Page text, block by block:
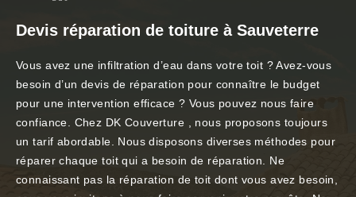
Devis réparation de toiture à Sauveterre
Vous avez une infiltration d’eau dans votre toit ? Avez-vous
besoin d’un devis de réparation pour connaître le budget
pour une intervention efficace ? Vous pouvez nous faire
confiance. Chez DK Couverture , nous proposons toujours
un tarif abordable. Nous disposons diverses méthodes pour
réparer chaque toit qui a besoin de réparation. Ne
connaissant pas la réparation de toit dont vous avez besoin,